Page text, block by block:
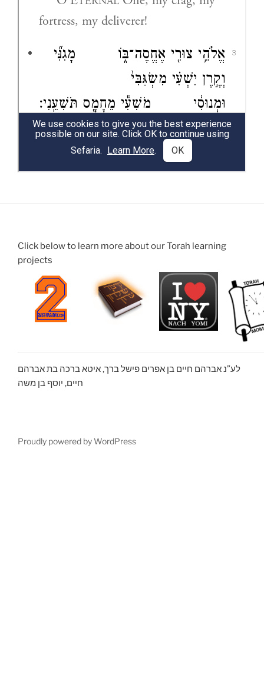
Click below to learn more about our Torah learning
projects
לע”נ אברהם חיים בן אפרים פישל ברך, איטא ברכה בת אברהם
חיים, יוסף בן משה
Proudly powered by WordPress